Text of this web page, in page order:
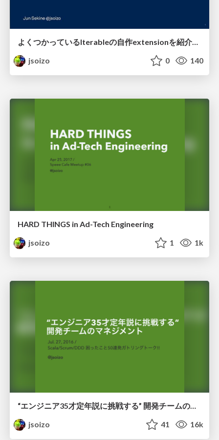
よくつかっているIterableの自作extensionを紹介します
jsoizo
0 140
HARD THINGS in Ad-Tech Engineering
jsoizo
1 1k
“エンジニア35才定年説に挑戦する” 開発チームのマネジメント
jsoizo
41 16k